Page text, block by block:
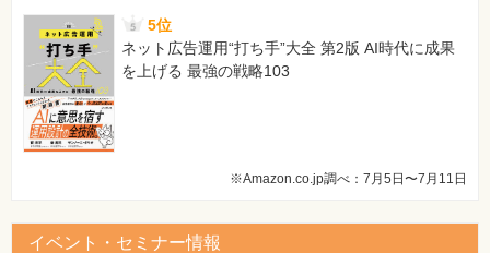
5位
ネット広告運用“打ち手”大全 第2版 AI時代に成果
を上げる 最強の戦略103
※Amazon.co.jp調べ：7月5日〜7月11日
イベント・セミナー情報